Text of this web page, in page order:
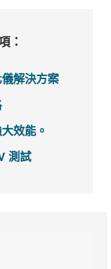
：
解決方案
效能。
測試